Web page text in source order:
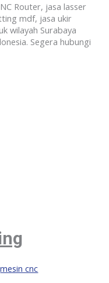
Router, jasa lasser
mdf, jasa ukir
wilayah Surabaya
Segera hubungi
mesin cnc